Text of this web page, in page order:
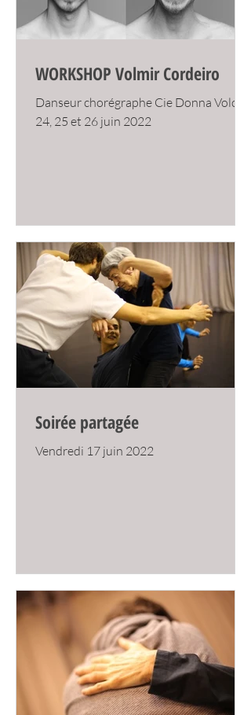
WORKSHOP Volmir Cordeiro
Danseur chorégraphe Cie Donna Volcan
24, 25 et 26 juin 2022
Soirée partagée
Vendredi 17 juin 2022